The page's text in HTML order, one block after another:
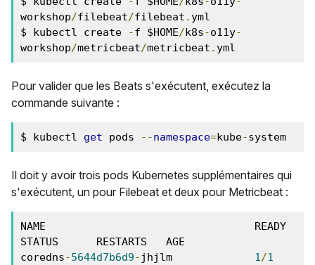
workshop/filebeat/filebeat . yml
$ kubectl create
-f $HOME/k8s-o11y-
workshop/metricbeat/metricbeat . yml
Pour valider que les Beats s'exécutent, exécutez la
commande suivante :
$ kubectl get pods --namespace=kube-system
Il doit y avoir trois pods Kubernetes supplémentaires qui
s'exécutent, un pour Filebeat et deux pour Metricbeat :
NAME                                 READY
STATUS      RESTARTS   AGE
coredns-5644d7b6d9- jhjlm 1/1